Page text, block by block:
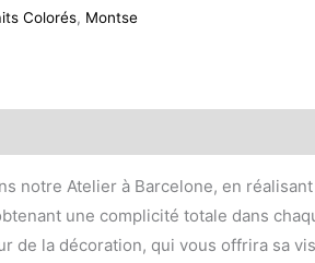
Colorés, Montse
notre Atelier à Barcelone, en
une complicité totale dans
de la décoration, qui vous offrira sa